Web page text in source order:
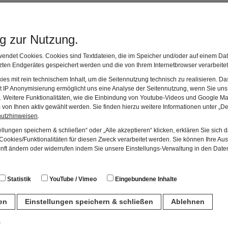
zur Nutzung.
Cookies. Cookies sind Textdateien, die im Speicher und/oder auf einem
Endgerätes gespeichert werden und die von Ihrem Internetbrowser verarbeitet
mit rein technischem Inhalt, um die Seitennutzung technisch zu realisieren.
IP Anonymisierung ermöglicht uns eine Analyse der Seitennutzung, wenn Sie
Weitere Funktionalitäten, wie die Einbindung von Youtube-Videos und Google
Ihnen aktiv gewählt werden. Sie finden hierzu weitere Informationen unter
speichern & schließen“ oder „Alle akzeptieren“ klicken, erklären Sie sich
Funktionalitäten für diesen Zweck verarbeitet werden. Sie können Ihre
ändern oder widerrufen indem Sie unsere Einstellungs-Verwaltung in den
Statistik YouTube / Vimeo Eingebundene Inhalte
Einstellungen speichern & schließen Ablehnen
MB)
Schloss Aschach
Ceratiten sind durch eine kurzfristig geöffnete
Tethys-Meer in das Binnenmeer des Germanischen
nur kurzfristig existierte, entwickelten die
im Muschelkalk-Meer gab. Sie überschritten somit
und dem Binnenmeer, wurden „sesshaft“ und
Entwicklungen an.
Der Einwanderer ist ein Ceratites atavus und quasi
im Durchmesser. Sein Nachfahre ist der Ceratites
fast zehnmal so groß wie sein Vorfahre. Die
Muschelkalks ausgestorben.
Die beiden Ceratiten werden im Graf-Luxburg-